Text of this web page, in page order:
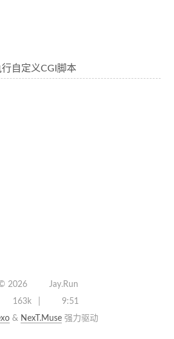
自定义CGI脚本
2026
Jay.Run
163k
9:51
& NexT.Muse强力驱动